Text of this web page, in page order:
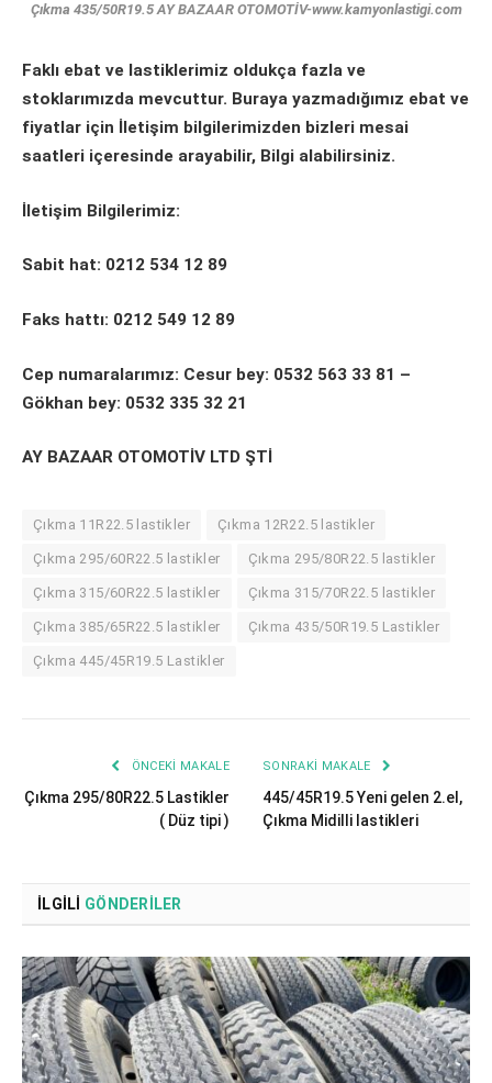
Çıkma 435/50R19.5 AY BAZAAR OTOMOTİV-www.kamyonlastigi.com
Faklı ebat ve lastiklerimiz oldukça fazla ve
stoklarımızda mevcuttur. Buraya yazmadığımız ebat ve
fiyatlar için İletişim bilgilerimizden bizleri mesai
saatleri içeresinde arayabilir, Bilgi alabilirsiniz.
İletişim Bilgilerimiz:
Sabit hat: 0212 534 12 89
Faks hattı: 0212 549 12 89
Cep numaralarımız: Cesur bey: 0532 563 33 81 –
Gökhan bey: 0532 335 32 21
AY BAZAAR OTOMOTİV LTD ŞTİ
Çıkma 11R22.5 lastikler Çıkma 12R22.5 lastikler
Çıkma 295/60R22.5 lastikler Çıkma 295/80R22.5 lastikler
Çıkma 315/60R22.5 lastikler Çıkma 315/70R22.5 lastikler
Çıkma 385/65R22.5 lastikler Çıkma 435/50R19.5 Lastikler
Çıkma 445/45R19.5 Lastikler
ÖNCEKI MAKALE
Çıkma 295/80R22.5 Lastikler
( Düz tipi )
SONRAKI MAKALE
445/45R19.5 Yeni gelen 2.el,
Çıkma Midilli lastikleri
İLGILI GÖNDERILER